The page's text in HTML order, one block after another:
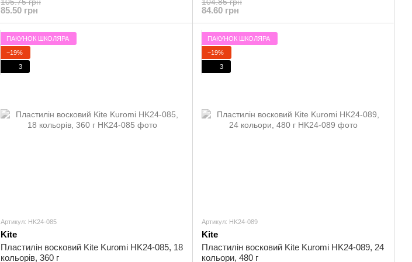
85.50 грн 84.60 грн
ПАКУНОК ШКОЛЯРА
−19%
3
Артикул: HK24-085
Kite
Пластилін восковий Kite Kuromi HK24-085, 18
кольорів, 360 г
ПАКУНОК ШКОЛЯРА
−19%
3
Артикул: HK24-089
Kite
Пластилін восковий Kite Kuromi HK24-089, 24
кольори, 480 г